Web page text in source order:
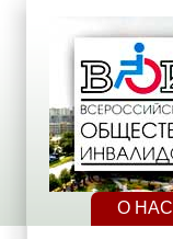
Главное менюО НАС